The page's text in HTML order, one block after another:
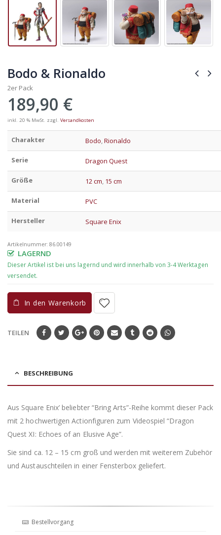
Bodo & Rionaldo
2er Pack
189,90 €
inkl. 20 % MwSt. zzgl. Versandkosten
Charakter Bodo,Rionaldo
Serie Dragon Quest
Größe 12 cm, 15 cm
Material PVC
Hersteller Square Enix
Artikelnummer: 86.00149
LAGERND
In den Warenkorb
TEILEN
BESCHREIBUNG
Aus Square Enix’ beliebter “Bring Arts”-Reihe kommt dieser Pack
mit 2 hochwertigen Actionfiguren zum Videospiel “Dragon
Quest XI: Echoes of an Elusive Age”.
Sie sind ca. 12 – 15 cm groß und werden mit weiterem Zubehör
und Austauschteilen in einer Fensterbox geliefert.
Bestellvorgang